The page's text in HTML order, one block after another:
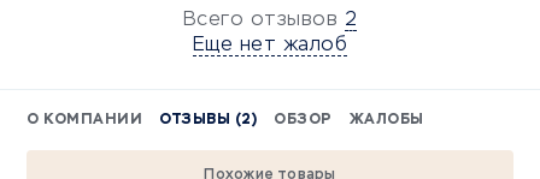
Всего отзывов 2
Еще нет жалоб
О КОМПАНИИ ОТЗЫВЫ (2) ОБЗОР ЖАЛОБЫ
Похожие товары